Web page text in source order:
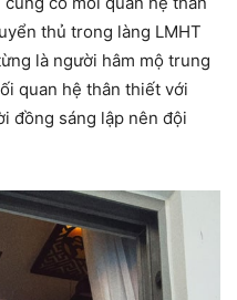
thủ trong làng LMHT
là người hâm mộ trung
quan hệ thân thiết với
đồng sáng lập nên đội